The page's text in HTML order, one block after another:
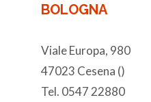
BOLOGNA
Viale Europa, 980
47023 Cesena ()
Tel. 0547 22880